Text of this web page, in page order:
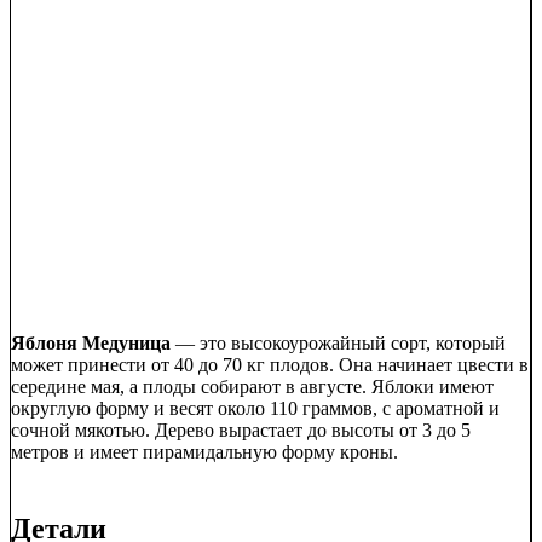
Яблоня Медуница — это высокоурожайный сорт, который
может принести от 40 до 70 кг плодов. Она начинает цвести в
середине мая, а плоды собирают в августе. Яблоки имеют
округлую форму и весят около 110 граммов, с ароматной и
сочной мякотью. Дерево вырастает до высоты от 3 до 5
метров и имеет пирамидальную форму кроны.
Детали